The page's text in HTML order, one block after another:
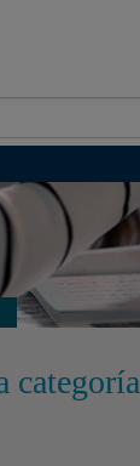
categoría